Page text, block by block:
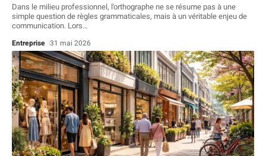
Dans le milieu professionnel, l'orthographe ne se résume pas à une
simple question de règles grammaticales, mais à un véritable enjeu de
communication. Lors…
Entreprise 31 mai 2026